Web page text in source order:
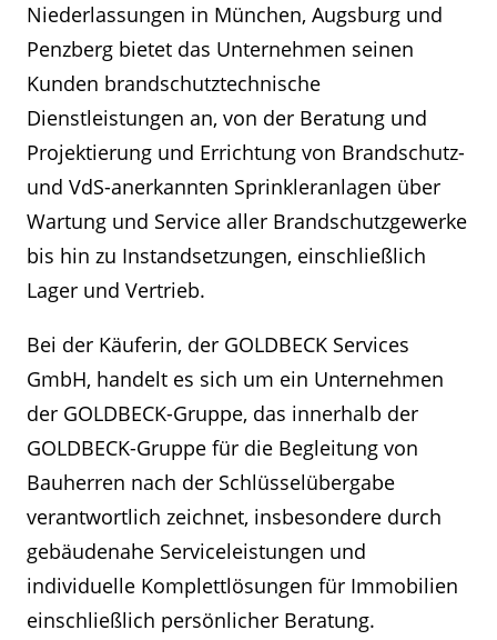
Niederlassungen in München, Augsburg und
Penzberg bietet das Unternehmen seinen
Kunden brandschutztechnische
Dienstleistungen an, von der Beratung und
Projektierung und Errichtung von Brandschutz-
und VdS-anerkannten Sprinkleranlagen über
Wartung und Service aller Brandschutzgewerke
bis hin zu Instandsetzungen, einschließlich
Lager und Vertrieb.
Bei der Käuferin, der GOLDBECK Services
GmbH, handelt es sich um ein Unternehmen
der GOLDBECK-Gruppe, das innerhalb der
GOLDBECK-Gruppe für die Begleitung von
Bauherren nach der Schlüsselübergabe
verantwortlich zeichnet, insbesondere durch
gebäudenahe Serviceleistungen und
individuelle Komplettlösungen für Immobilien
einschließlich persönlicher Beratung.